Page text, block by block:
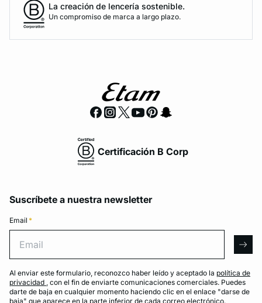
La creación de lencería sostenible.
Un compromiso de marca a largo plazo.
Certificación B Corp
Suscríbete a nuestra newsletter
Email *
Al enviar este formulario, reconozco haber leído y aceptado la política de
privacidad , con el fin de enviarte comunicaciones comerciales. Puedes
darte de baja en cualquier momento haciendo clic en el enlace "darse de
baja" que aparece en la parte inferior de cada correo electrónico.